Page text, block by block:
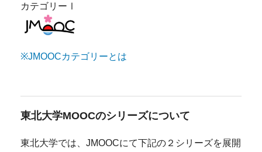
カテゴリーⅠ
※JMOOCカテゴリーとは
東北大学MOOCのシリーズについて
東北大学では、JMOOCにて下記の２シリーズを展開